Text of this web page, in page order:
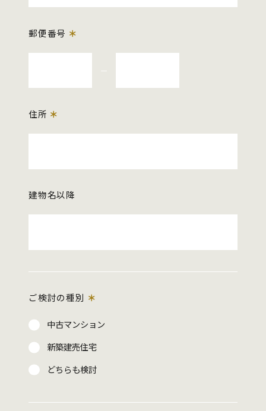
郵便番号 ＊
住所 ＊
建物名以降
ご検討の種別 ＊
中古マンション
新築建売住宅
どちらも検討